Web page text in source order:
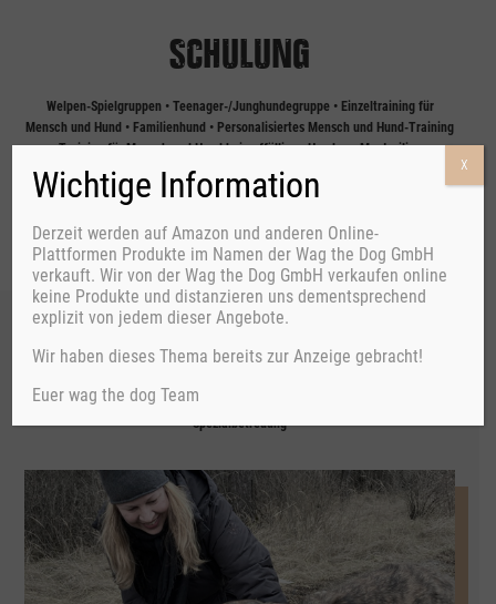
SCHULUNG
Welpen-Spielgruppen • Teenager-/Junghundegruppe • Einzeltraining für
Mensch und Hund • Familienhund • Personalisiertes Mensch und Hund-Training
• Training für Mensch und Hund bei auffälligen Hunden • Mantrailing •
Apportier-Training
PreiseMantrailing und Apportiertrainingskurse aufAnfrage
BETREUUNG
Hol und Bringservice • Selber bringen und holen • Spaziergang • Fütterung •
Spezialbetreuung
Wichtige Information
Derzeit werden auf Amazon und anderen Online-
Plattformen Produkte im Namen der Wag the Dog GmbH
verkauft. Wir von der Wag the Dog GmbH verkaufen online
keine Produkte und distanzieren uns dementsprechend
explizit von jedem dieser Angebote.
Wir haben dieses Thema bereits zur Anzeige gebracht!
Euer wag the dog Team
X